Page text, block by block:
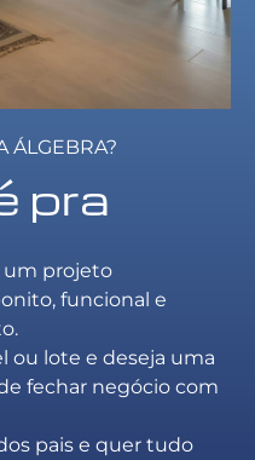
ÁLGEBRA?
pra
um projeto
funcional e
ou lote e deseja uma
fechar negócio com
pais e quer tudo